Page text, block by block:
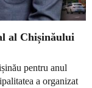
al Chișinăului
pentru anul
a organizat